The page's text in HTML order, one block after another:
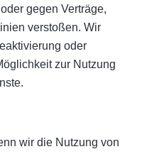
gegen Verträge,
verstoßen. Wir
oder
zur Nutzung
wir die Nutzung von